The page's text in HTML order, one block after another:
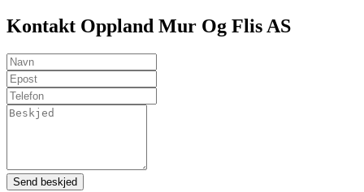
Kontakt Oppland Mur Og Flis AS
Send beskjed